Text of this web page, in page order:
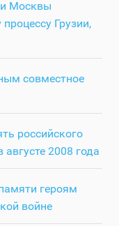
Москвы
Грузии,
совместное
российского
2008 года
героям
войне